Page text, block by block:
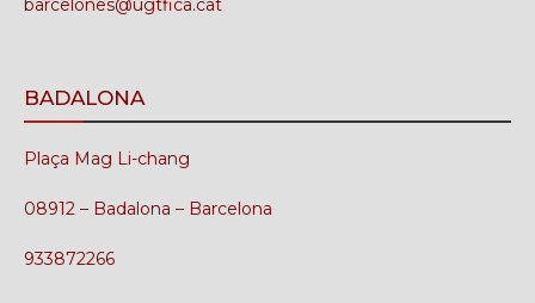
barcelones@ugtfica.cat
BADALONA
Plaça Mag Li-chang
08912 – Badalona – Barcelona
933872266